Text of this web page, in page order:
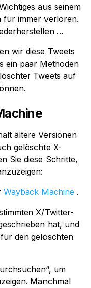
aus seinem
für immer verloren.
…
wir diese Tweets
ein paar Methoden
Tweets auf
ältere Versionen
gelöschte X-
Sie diese Schritte,
Wayback Machine .
X/Twitter-
hat, und
den gelöschten
um
Manchmal